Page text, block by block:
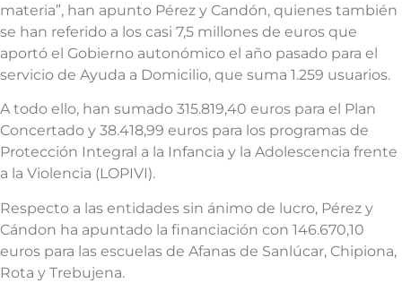
materia”, han apunto Pérez y Candón, quienes también
se han referido a los casi 7,5 millones de euros que
aportó el Gobierno autonómico el año pasado para el
servicio de Ayuda a Domicilio, que suma 1.259 usuarios.
A todo ello, han sumado 315.819,40 euros para el Plan
Concertado y 38.418,99 euros para los programas de
Protección Integral a la Infancia y la Adolescencia frente
a la Violencia (LOPIVI).
Respecto a las entidades sin ánimo de lucro, Pérez y
Cándon ha apuntado la financiación con 146.670,10
euros para las escuelas de Afanas de Sanlúcar, Chipiona,
Rota y Trebujena.